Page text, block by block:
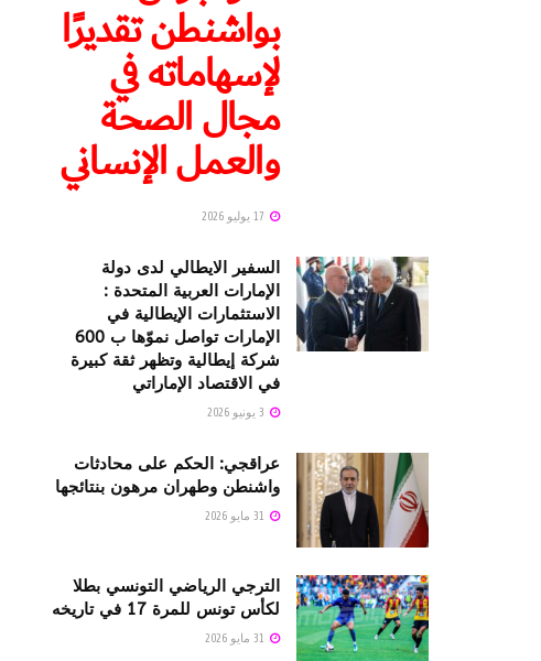
بواشنطن تقديرًا
لإسهاماته في
مجال الصحة
والعمل الإنساني
السفير الايطالي لدى دولة
الإمارات العربية المتحدة :
الاستثمارات الإيطالية في
الإمارات تواصل نموّها ب 600
شركة إيطالية وتظهر ثقة كبيرة
في الاقتصاد الإماراتي
عراقجي: الحكم على محادثات
واشنطن وطهران مرهون بنتائجها
الترجي الرياضي التونسي بطلا
لكأس تونس للمرة 17 في تاريخه